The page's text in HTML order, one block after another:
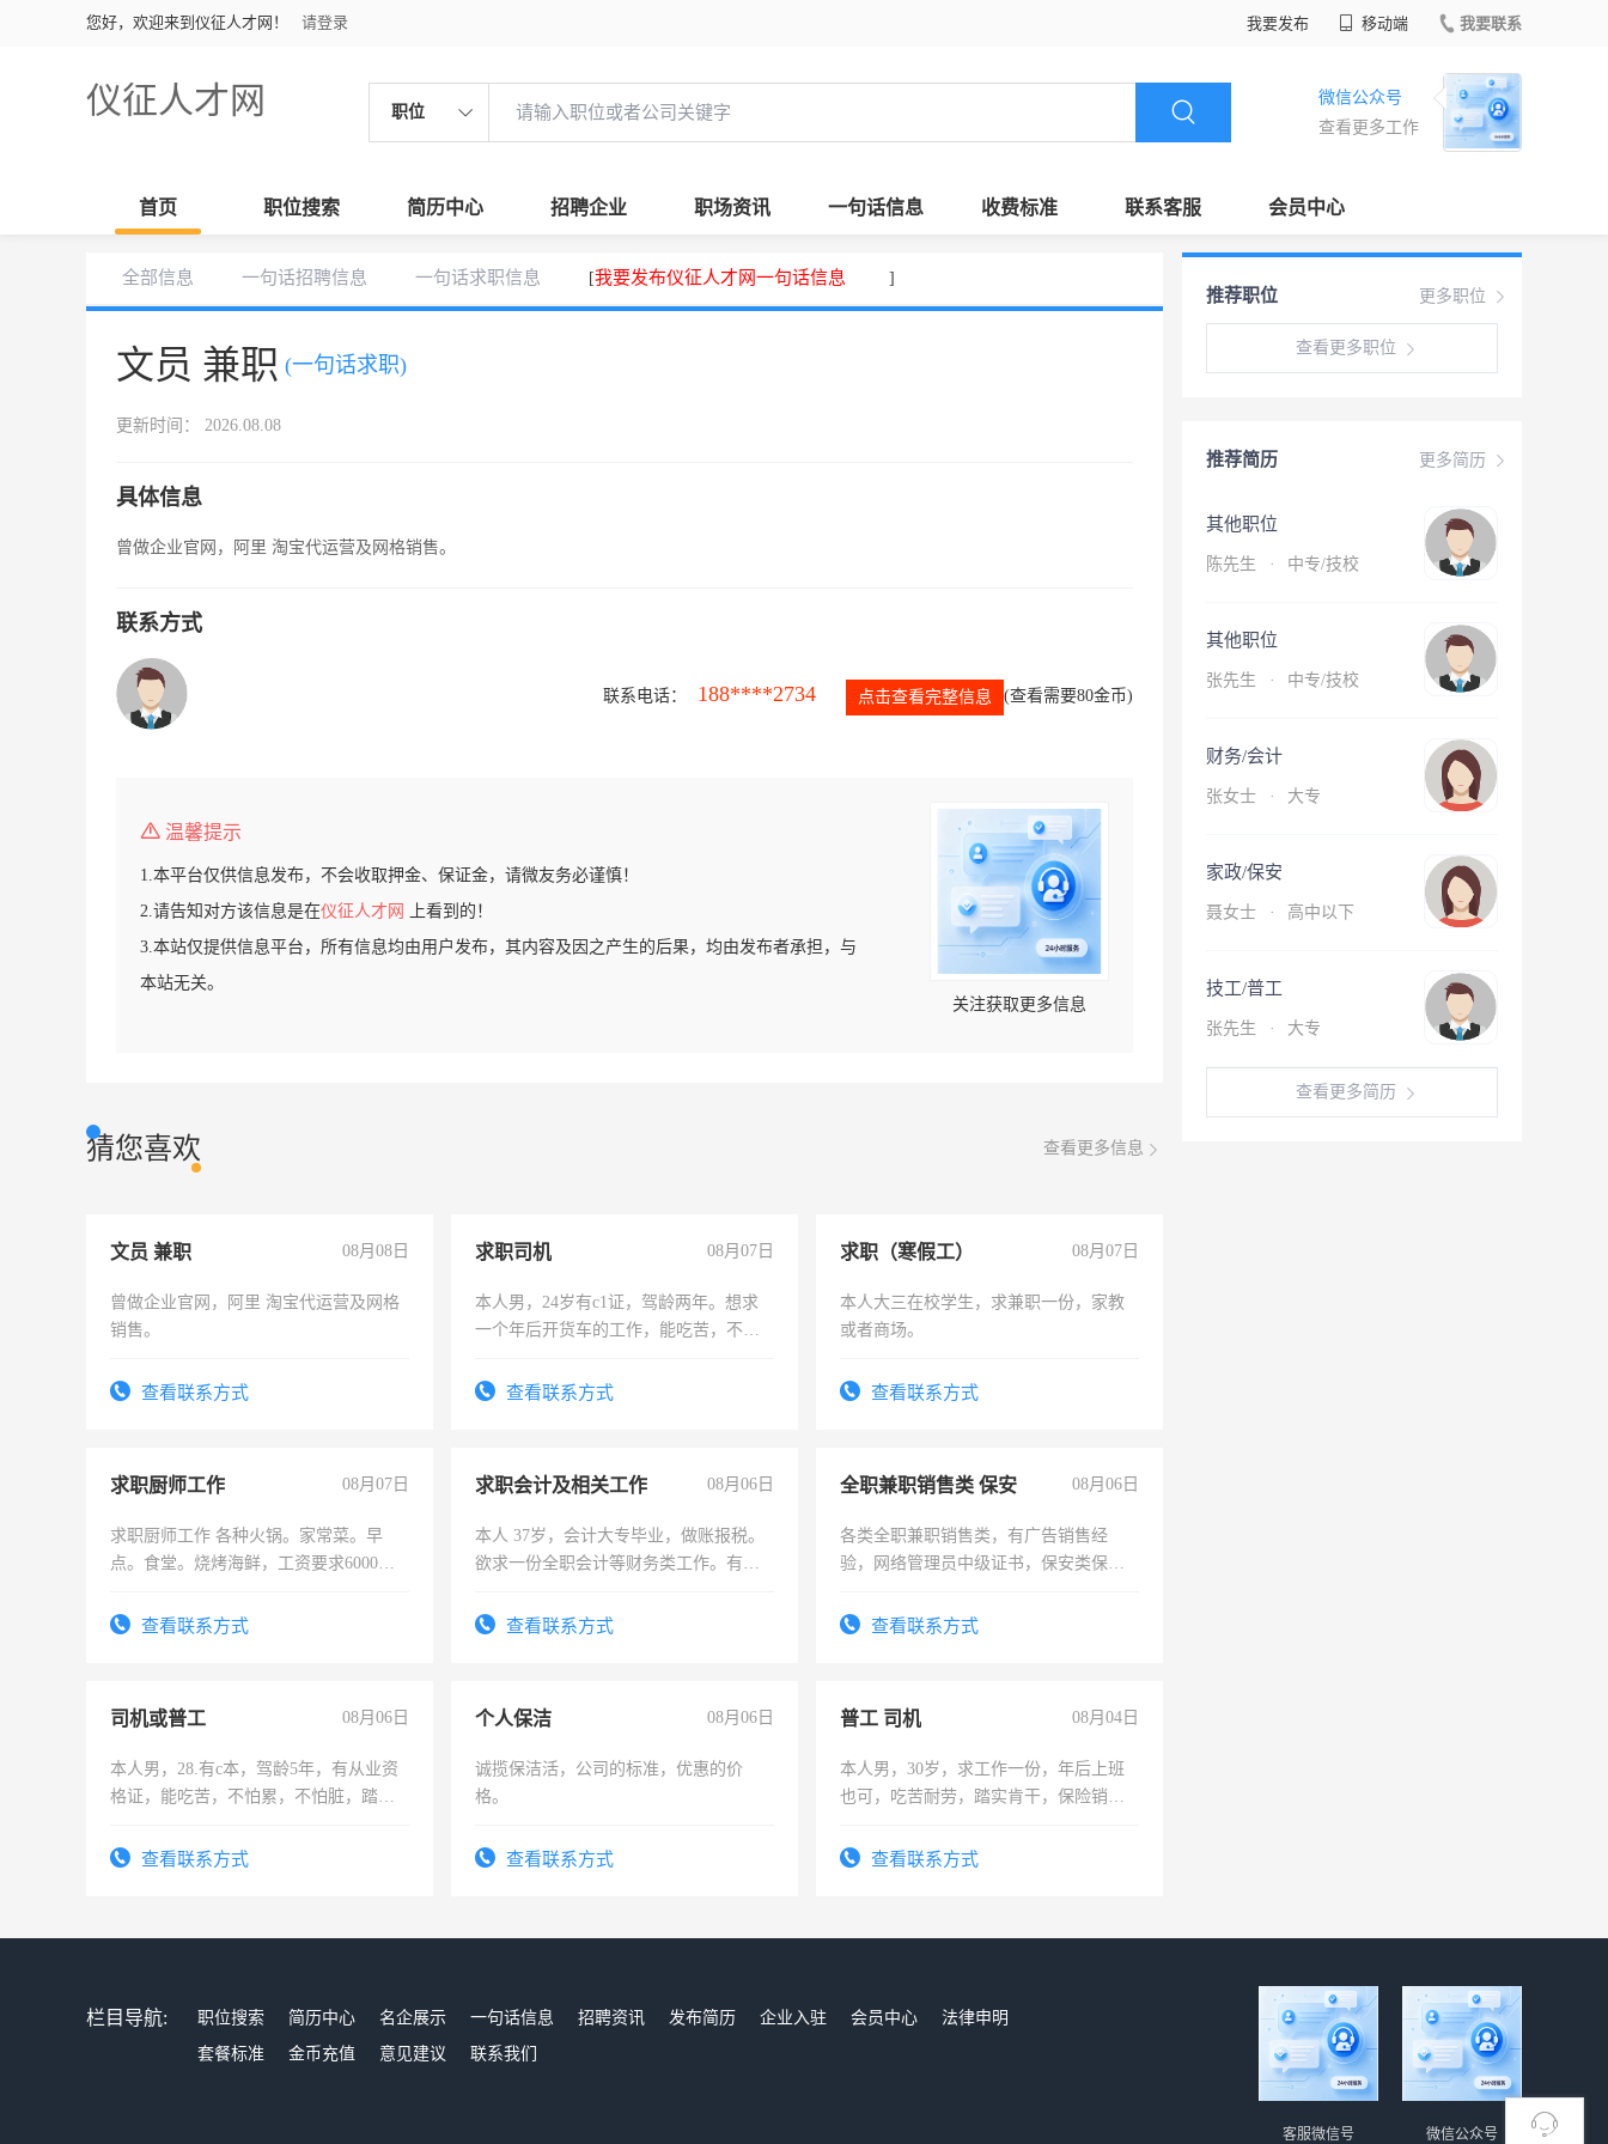
您好，欢迎来到仪征人才网！ 请登录 我要发布 移动端 我要联系
仪征人才网 职位
微信公众号
查看更多工作
首页 职位搜索 简历中心 招聘企业 职场资讯 一句话信息 收费标准 联系客服 会员中心
全部信息 一句话招聘信息 一句话求职信息 [我要发布仪征人才网一句话信息 ]
文员 兼职 (一句话求职)
更新时间： 2026.08.08
具体信息
曾做企业官网，阿里 淘宝代运营及网格销售。
联系方式
联系电话： 188****2734 点击查看完整信息 (查看需要80金币)
温馨提示
1.本平台仅供信息发布，不会收取押金、保证金，请微友务必谨慎！
2.请告知对方该信息是在仪征人才网
上看到的！
3.本站仅提供信息平台，所有信息均由用户发布，其内容及因之产生的后果，均由发布者承担，与
本站无关。
关注获取更多信息
猜您喜欢 查看更多信息
文员 兼职 08月08日
曾做企业官网，阿里 淘宝代运营及网格
销售。
查看联系方式
求职司机 08月07日
本人男，24岁有c1证，驾龄两年。想求
一个年后开货车的工作，能吃苦，不怕
查看联系方式
求职（寒假工） 08月07日
本人大三在校学生，求兼职一份，家教
或者商场。
查看联系方式
求职厨师工作 08月07日
求职厨师工作 各种火锅。家常菜。早
点。食堂。烧烤海鲜，工资要求6000以
查看联系方式
求职会计及相关工作 08月06日
本人 37岁，会计大专毕业，做账报税。
欲求一份全职会计等财务类工作。有会
查看联系方式
全职兼职销售类 保安 08月06日
各类全职兼职销售类，有广告销售经
验，网络管理员中级证书，保安类保安
有高低压电工证和十几年工作经验
查看联系方式
司机或普工 08月06日
本人男，28.有c本，驾龄5年，有从业资
格证，能吃苦，不怕累，不怕脏，踏
查看联系方式
个人保洁 08月06日
诚揽保洁活，公司的标准，优惠的价
格。
查看联系方式
普工 司机 08月04日
本人男，30岁，求工作一份，年后上班
也可，吃苦耐劳，踏实肯干，保险销售
查看联系方式
更多职位
推荐职位
查看更多职位
更多简历
推荐简历
其他职位
陈先生 · 中专/技校
其他职位
张先生 · 中专/技校
财务/会计
张女士 · 大专
家政/保安
聂女士 · 高中以下
技工/普工
张先生 · 大专
查看更多简历
栏目导航: 职位搜索 简历中心 名企展示 一句话信息 招聘资讯 发布简历 企业入驻 会员中心
法律申明
套餐标准
金币充值 意见建议 联系我们
微信公众号
客服微信号